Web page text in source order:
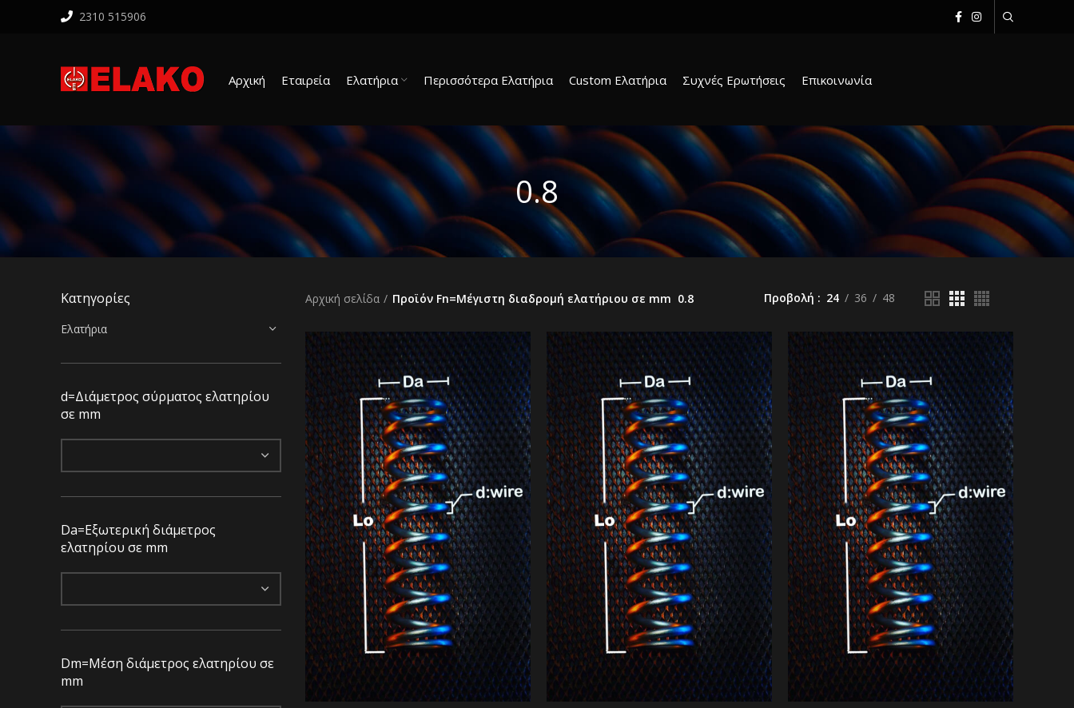
2310 515906
Αρχική Εταιρεία Ελατήρια Περισσότερα Ελατήρια Custom Ελατήρια Συχνές Ερωτήσεις Επικοινωνία
0.8
Κατηγορίες
Ελατήρια
d=Διάμετρος σύρματος ελατηρίου
σε mm
Da=Eξωτερική διάμετρος
ελατηρίου σε mm
Dm=Μέση διάμετρος ελατηρίου σε
mm
Αρχική σελίδα Προϊόν Fn=Μέγιστη διαδρομή ελατήριου σε mm 0.8 Προβολή 24 36 48